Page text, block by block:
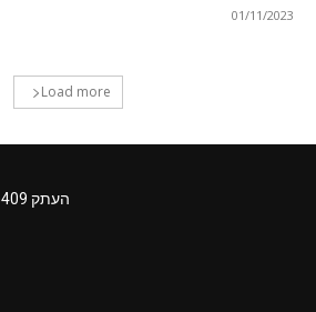
01/11/2023
Load more
העתק IWC Portofino IW516409